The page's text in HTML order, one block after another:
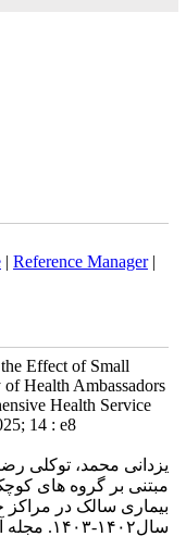
|Reference Manager
the Effect of Small
of Health Ambassadors
Health Service
14 : e8
یزدانی محمد، توکلی
مبتنی بر گروه های
بیماری سالک در مراکز
سال۱۴۰۲-۱۴۰۳. مجله آموزش پزشکی. ۱۴۰۴; ۱۴